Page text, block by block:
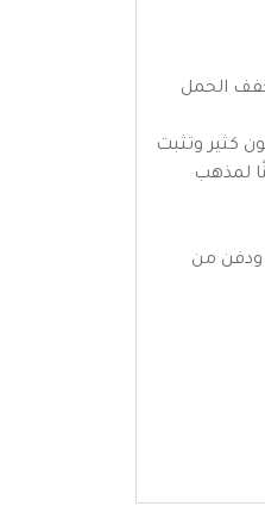
الحمل
كثير وتثبت
لمذهب
بالإسكندرية ضحوة النهار ودفن من